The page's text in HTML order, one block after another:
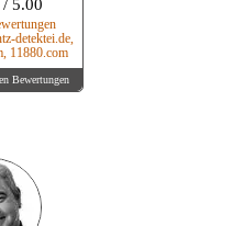
/ 5.00
detektei.de,
11880.com
Bewertungen